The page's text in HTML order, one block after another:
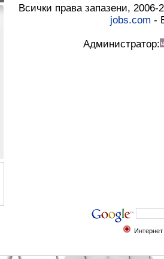
Всички права запазени,
jobs.com -
Администратор:
Интернет